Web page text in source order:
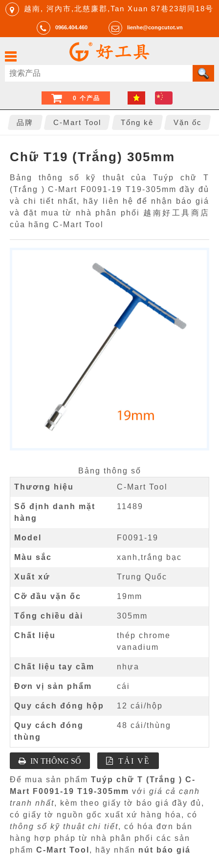
越南, 河內市,北慈廉郡,Tan Xuan 87巷23胡同18号
0966.404.460 lienhe@congcutot.vn
0 个产品
品牌 C-Mart Tool Tổng kê Vặn ốc
Chữ T19 (Trắng) 305mm
Bảng thông số kỹ thuật của Tuýp chữ T
(Trắng ) C-Mart F0091-19 T19-305mm đầy đủ
và chi tiết nhất, hãy liên hệ để nhận báo giá
và đặt mua từ nhà phân phối 越南好工具商店
của hãng C-Mart Tool
Bảng thông số
Thương hiệu
C-Mart Tool
Số định danh mặt
hàng
11489
Model F0091-19
Màu sắc xanh,trắng bạc
Xuất xứ Trung Quốc
Cỡ đầu vặn ốc 19mm
Tổng chiều dài 305mm
Chất liệu
thép chrome
vanadium
Chất liệu tay cầm nhựa
Đơn vị sản phẩm cái
Quy cách đóng hộp 12 cái/hộp
Quy cách đóng
thùng
48 cái/thùng
IN THÔNG SỐ TẢI VỀ
Để mua sản phẩm Tuýp chữ T (Trắng ) C-
Mart F0091-19 T19-305mm với giá cả cạnh
tranh nhất, kèm theo giấy tờ báo giá đầy đủ,
có giấy tờ nguồn gốc xuất xứ hàng hóa, có
thông số kỹ thuật chi tiết, có hóa đơn bán
hàng hợp pháp từ nhà phân phối các sản
phẩm C-Mart Tool , hãy nhấn nút báo giá